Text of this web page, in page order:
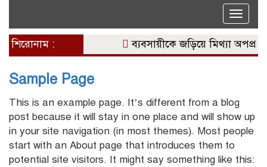
Toggle
শিরোনাম : ব্যবসায়ীকে জড়িয়ে মিথ্যা
Sample Page
This is an example page. It’s different from a blog
post because it will stay in one place and will show up
in your site navigation (in most themes). Most people
start with an About page that introduces them to
potential site visitors. It might say something like this: